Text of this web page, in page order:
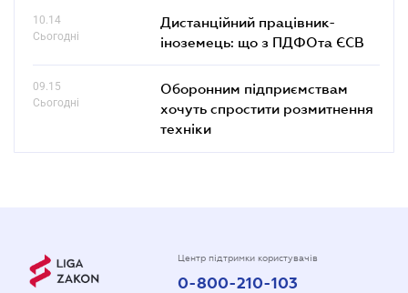
10.14
Сьогодні
Дистанційний працівник-
іноземець: що з ПДФОта ЄСВ
09.15
Сьогодні
Оборонним підприємствам
хочуть спростити розмитнення
техніки
Центр підтримки користувачів
0-800-210-103